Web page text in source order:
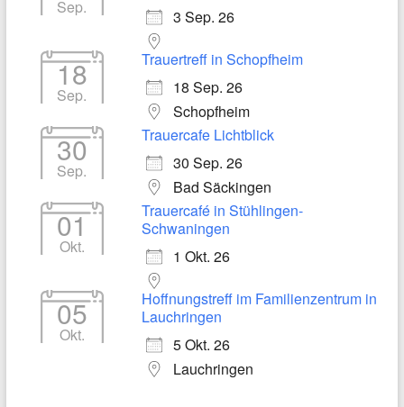
Sep.
3 Sep. 26
18
Sep.
Trauertreff in Schopfheim
18 Sep. 26
Schopfheim
30
Sep.
Trauercafe Lichtblick
30 Sep. 26
Bad Säckingen
01
Okt.
Trauercafé in Stühlingen-
Schwaningen
1 Okt. 26
05
Okt.
Hoffnungstreff im Familienzentrum in
Lauchringen
5 Okt. 26
Lauchringen